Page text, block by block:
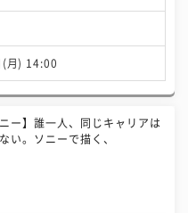
月) 14:00
ニー】誰一人、同じキャリアは
い。ソニーで描く、